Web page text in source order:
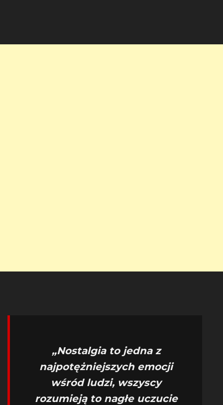
„Nostalgia to jedna z
najpotężniejszych emocji
wśród ludzi, wszyscy
rozumieją to nagłe uczucie